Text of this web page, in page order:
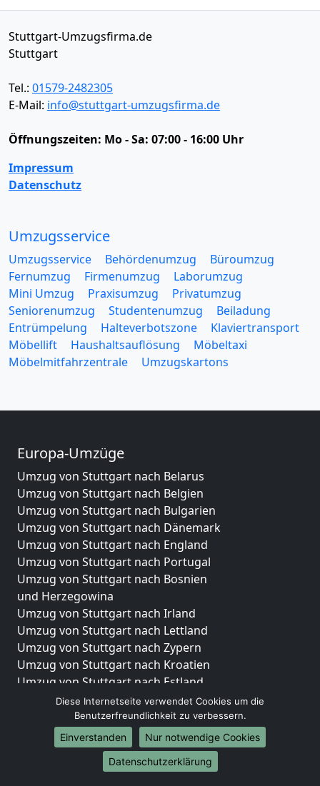
Stuttgart-Umzugsfirma.de
Stuttgart
Tel.: 01579-2482305
E-Mail: info@stuttgart-umzugsfirma.de
Öffnungszeiten: Mo - Sa: 07:00 - 16:00 Uhr
Impressum
Datenschutz
Umzugsservice
Umzugsservice Behördenumzug
Büroumzug
Fernumzug
Firmenumzug
Laborumzug
Mini Umzug
Praxisumzug
Privatumzug
Seniorenumzug
Studentenumzug
Beiladung
Entrümpelung
Halteverbotszone
Klaviertransport
Möbellift
Haushaltsauflösung
Möbeltaxi
Möbelmitfahrzentrale
Umzugskartons
Europa-Umzüge
Umzug von Stuttgart nach Belarus
Umzug von Stuttgart nach Belgien
Umzug von Stuttgart nach Bulgarien
Umzug von Stuttgart nach Dänemark
Umzug von Stuttgart nach England
Umzug von Stuttgart nach Portugal
Umzug von Stuttgart nach Bosnien
und Herzegowina
Umzug von Stuttgart nach Irland
Umzug von Stuttgart nach Lettland
Umzug von Stuttgart nach Zypern
Umzug von Stuttgart nach Kroatien
Umzug von Stuttgart nach Estland
Umzug von Stuttgart nach Finnland
Umzug von Stuttgart nach Frankreich
Umzug von Stuttgart nach Griechenland
Umzug von Stuttgart nach Italien
Umzug von Stuttgart nach Liechtenstein
Diese Internetseite verwendet Cookies um die
Benutzerfreundlichkeit zu verbessern.
Einverstanden
Nur notwendige Cookies
Datenschutzerklärung